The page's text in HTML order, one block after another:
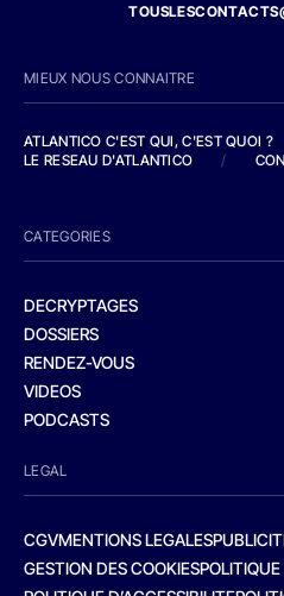
MIEUX NOUS CONNAITRE
ATLANTICO C'EST QUI, C'EST QUOI ?
LE RESEAU D'ATLANTICO
/
CATEGORIES
DECRYPTAGES
DOSSIERS
RENDEZ-VOUS
VIDEOS
PODCASTS
LEGAL
CGVMENTIONS LEGALES
GESTION DES COOKIES